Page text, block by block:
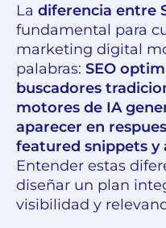
La diferencia entre
fundamental para
marketing digital
palabras: SEO
buscadores
motores de IA
aparecer en
featured snippets y
Entender estas
diseñar un plan
visibilidad y